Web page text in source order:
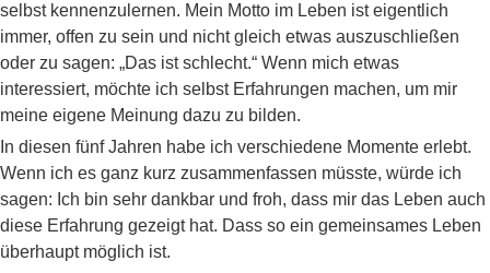
selbst kennenzulernen. Mein Motto im Leben ist eigentlich
immer, offen zu sein und nicht gleich etwas auszuschließen
oder zu sagen: „Das ist schlecht.“ Wenn mich etwas
interessiert, möchte ich selbst Erfahrungen machen, um mir
meine eigene Meinung dazu zu bilden.
In diesen fünf Jahren habe ich verschiedene Momente erlebt.
Wenn ich es ganz kurz zusammenfassen müsste, würde ich
sagen: Ich bin sehr dankbar und froh, dass mir das Leben auch
diese Erfahrung gezeigt hat. Dass so ein gemeinsames Leben
überhaupt möglich ist.